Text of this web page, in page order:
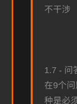
不干涉
1.7 - 问
在9个
种是必